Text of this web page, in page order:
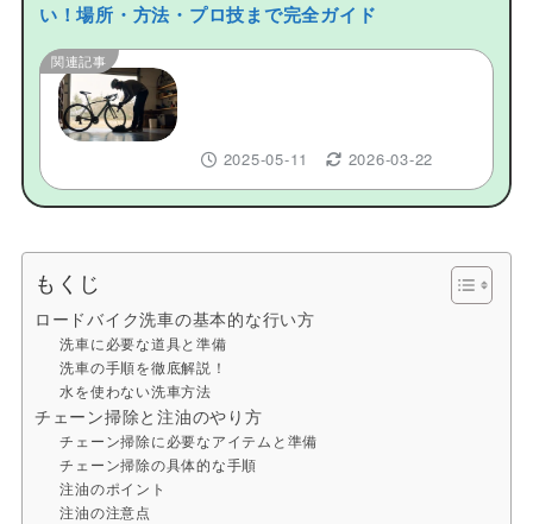
い！場所・方法・プロ技まで完全ガイド
関連記事
2025-05-11 2026-03-22
もくじ
ロードバイク洗車の基本的な行い方
洗車に必要な道具と準備
洗車の手順を徹底解説！
水を使わない洗車方法
チェーン掃除と注油のやり方
チェーン掃除に必要なアイテムと準備
チェーン掃除の具体的な手順
注油のポイント
注油の注意点